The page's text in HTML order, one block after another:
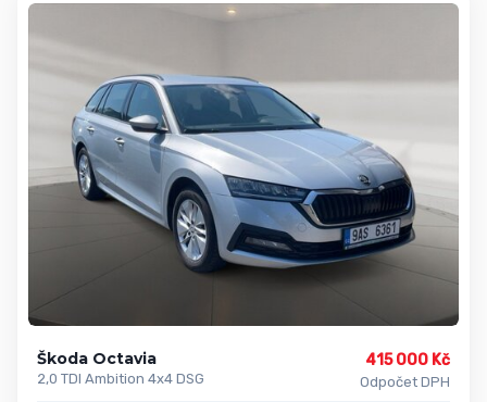
Škoda Octavia
2,0 TDI Ambition 4x4 DSG
415 000 Kč
Odpočet DPH